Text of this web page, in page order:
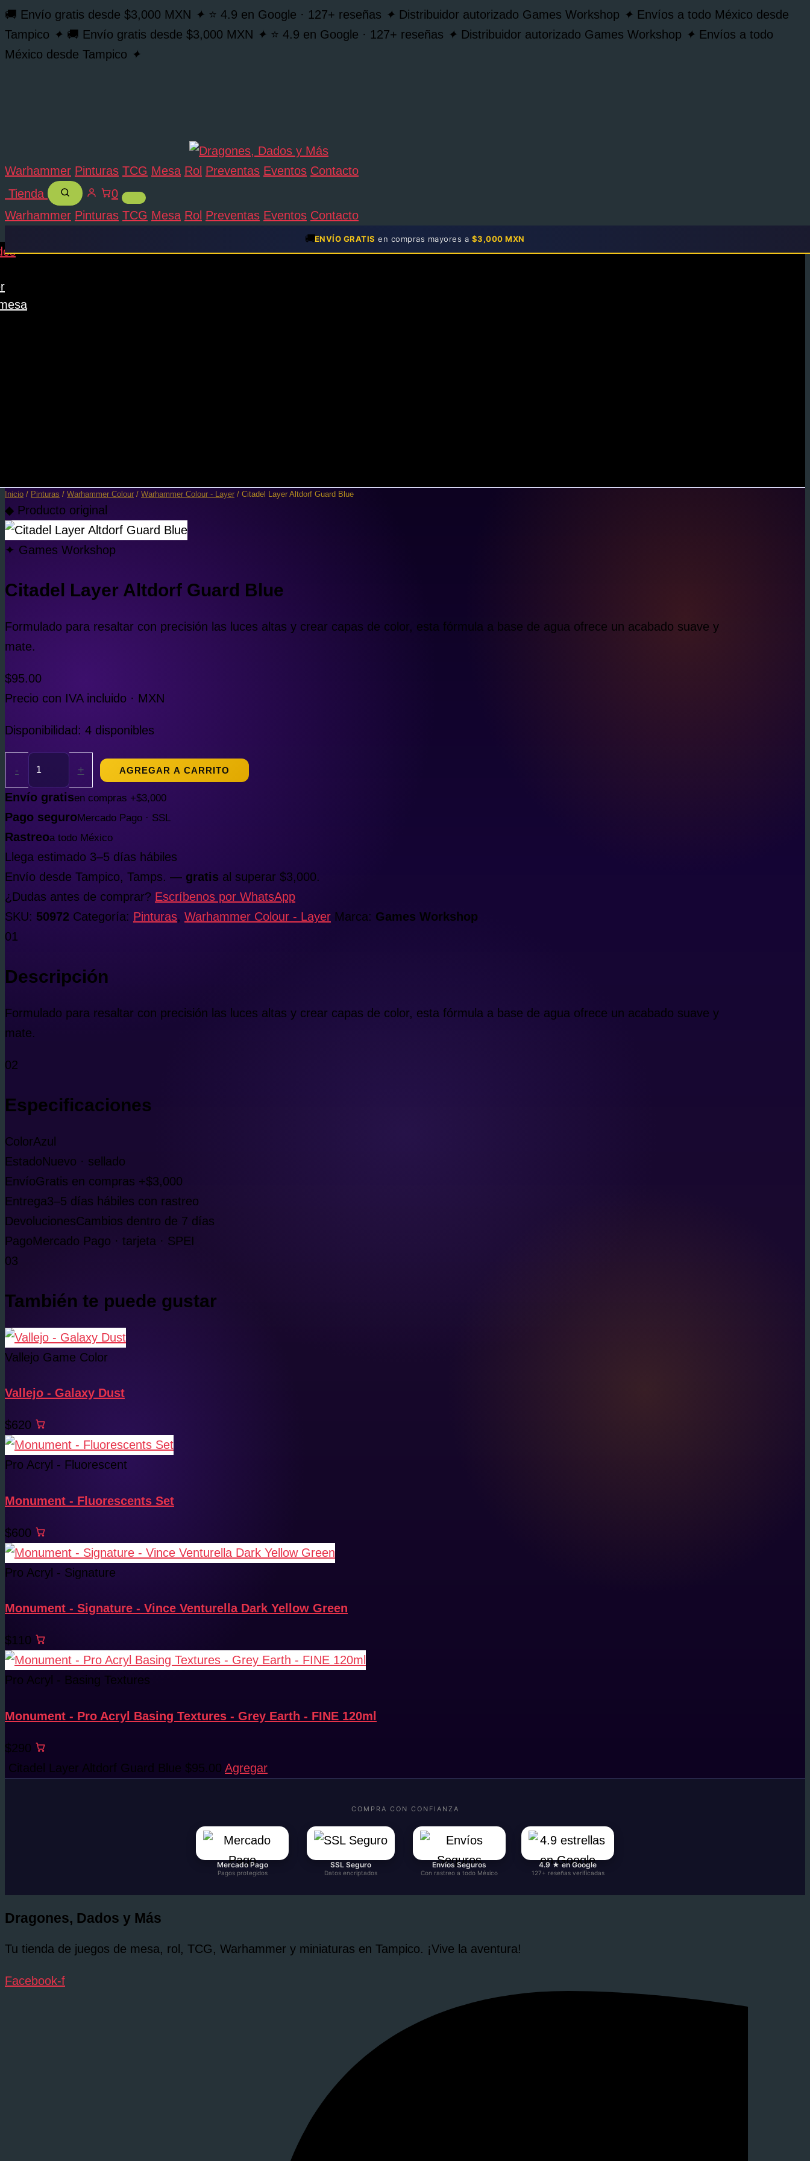
🚚 Envío gratis desde $3,000 MXN ✦ ⭐ 4.9 en Google · 127+ reseñas ✦ Distribuidor autorizado Games Workshop ✦ Envíos a todo México desde
Tampico ✦ 🚚 Envío gratis desde $3,000 MXN ✦ ⭐ 4.9 en Google · 127+ reseñas ✦ Distribuidor autorizado Games Workshop ✦ Envíos a todo
México desde Tampico ✦
Warhammer Pinturas TCG Mesa Rol Preventas Eventos Contacto
Tienda
0
Warhammer Pinturas TCG Mesa Rol Preventas Eventos Contacto
🚚ENVÍO GRATIS en compras mayores a $3,000 MXN
Ir
al
contenido
Inicio / Pinturas / Warhammer Colour / Warhammer Colour - Layer / Citadel Layer Altdorf Guard Blue
◆ Producto original
✦ Games Workshop
Citadel Layer Altdorf Guard Blue
Formulado para resaltar con precisión las luces altas y crear capas de color, esta fórmula a base de agua ofrece un acabado suave y
mate.
$95.00
Precio con IVA incluido · MXN
Disponibilidad: 4 disponibles
-
Layer
Altdorf
Guard
Blue
+ AGREGAR A CARRITO
Envío gratisen compras +$3,000
Pago seguroMercado Pago · SSL
Rastreoa todo México
Llega estimado 3–5 días hábiles
Envío desde Tampico, Tamps. — gratis al superar $3,000.
¿Dudas antes de comprar? Escríbenos por WhatsApp
SKU: 50972 Categoría: Pinturas, Warhammer Colour - Layer Marca: Games Workshop
01
Descripción
Formulado para resaltar con precisión las luces altas y crear capas de color, esta fórmula a base de agua ofrece un acabado suave y
mate.
02
Especificaciones
ColorAzul
EstadoNuevo · sellado
EnvíoGratis en compras +$3,000
Entrega3–5 días hábiles con rastreo
DevolucionesCambios dentro de 7 días
PagoMercado Pago · tarjeta · SPEI
03
También te puede gustar
Vallejo Game Color
Vallejo - Galaxy Dust
$620
Pro Acryl - Fluorescent
Monument - Fluorescents Set
$600
Pro Acryl - Signature
Monument - Signature - Vince Venturella Dark Yellow Green
$110
Pro Acryl - Basing Textures
Monument - Pro Acryl Basing Textures - Grey Earth - FINE 120ml
$290
Citadel Layer Altdorf Guard Blue $95.00 Agregar
COMPRA CON CONFIANZA
Mercado Pago
Pagos protegidos
SSL Seguro
Datos encriptados
Envíos Seguros
Con rastreo a todo México
4.9 ★ en Google
127+ reseñas verificadas
Dragones, Dados y Más
Tu tienda de juegos de mesa, rol, TCG, Warhammer y miniaturas en Tampico. ¡Vive la aventura!
Facebook-f